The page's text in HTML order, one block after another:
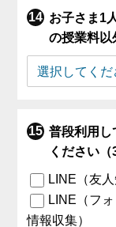
お子さま1
の授業料以
普段利用し
ください（
LINE（友
LINE（フ
情報収集）